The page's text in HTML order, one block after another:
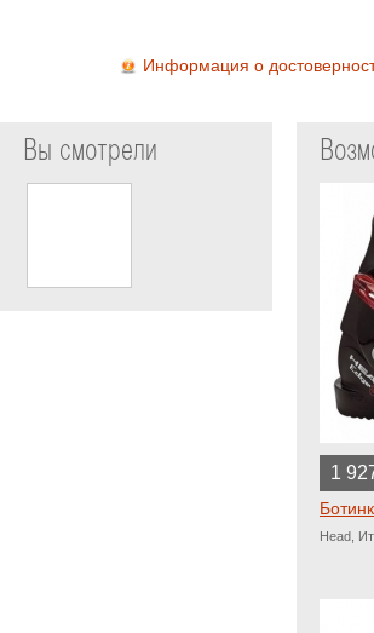
Информация о
Вы смотрели
1
Head,